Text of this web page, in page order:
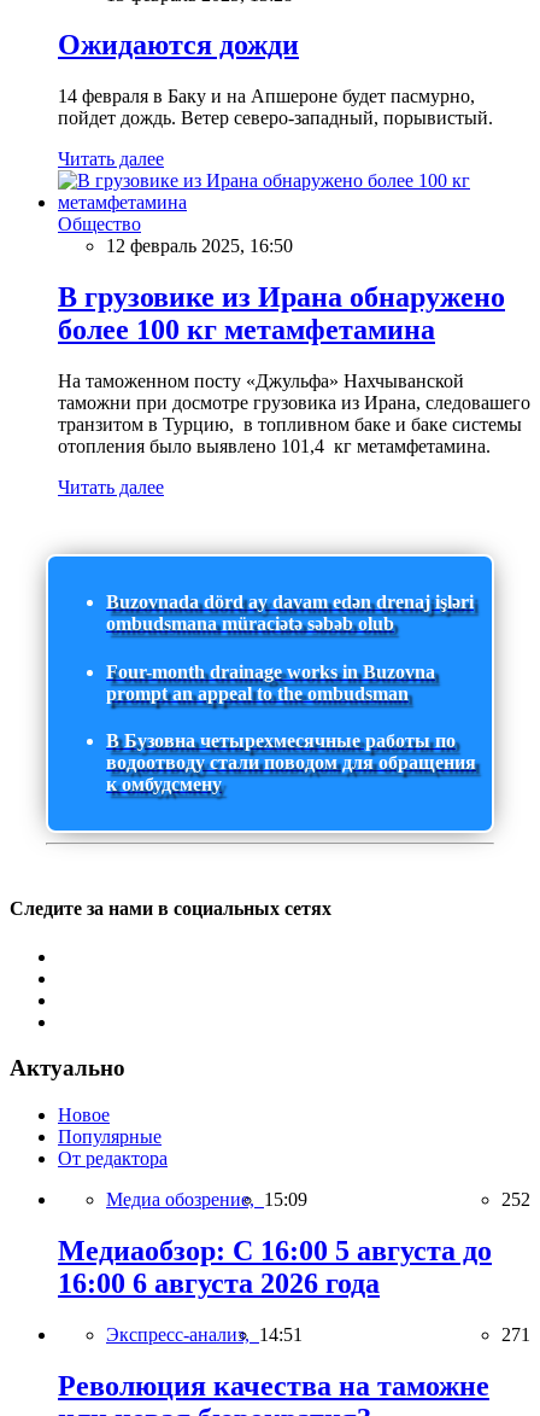
Ожидаются дожди
14 февраля в Баку и на Апшероне будет пасмурно,
пойдет дождь. Ветер северо-западный, порывистый.
Читать далее
Общество
12 февраль 2025, 16:50
В грузовике из Ирана обнаружено
более 100 кг метамфетамина
На таможенном посту «Джульфа» Нахчыванской
таможни при досмотре грузовика из Ирана, следовашего
транзитом в Турцию, в топливном баке и баке системы
отопления было выявлено 101,4 кг метамфетамина.
Читать далее
Buzovnada dörd ay davam edən drenaj işləri
ombudsmana müraciətə səbəb olub
Four-month drainage works in Buzovna
prompt an appeal to the ombudsman
В Бузовна четырехмесячные работы по
водоотводу стали поводом для обращения
к омбудсмену
Следите за нами в социальных сетях
Актуально
Новое
Популярные
От редактора
Медиа обозрение, 15:09 252
Медиаобзор: С 16:00 5 августа до
16:00 6 августа 2026 года
Экспресс-анализ, 14:51 271
Революция качества на таможне